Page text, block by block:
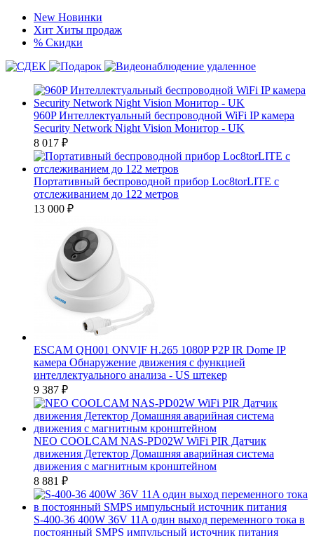
New Новинки
Хит Хиты продаж
% Скидки
960P Интеллектуальный беспроводной WiFi IP камера
Security Network Night Vision Монитор - UK
8 017 ₽
Портативный беспроводной прибор Loc8torLITE с
отслеживанием до 122 метров
13 000 ₽
ESCAM QH001 ONVIF H.265 1080P P2P IR Dome IP
камера Обнаружение движения с функцией
интеллектуального анализа - US штекер
9 387 ₽
NEO COOLCAM NAS-PD02W WiFi PIR Датчик
движения Детектор Домашняя аварийная система
движения с магнитным кронштейном
8 881 ₽
S-400-36 400W 36V 11A один выход переменного тока в
постоянный SMPS импульсный источник питания